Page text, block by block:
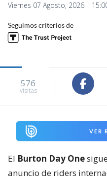
Viernes 07 Agosto, 2026 |
Seguimos criterios de
576
visitas
VER
El Burton Day One
anuncio de riders